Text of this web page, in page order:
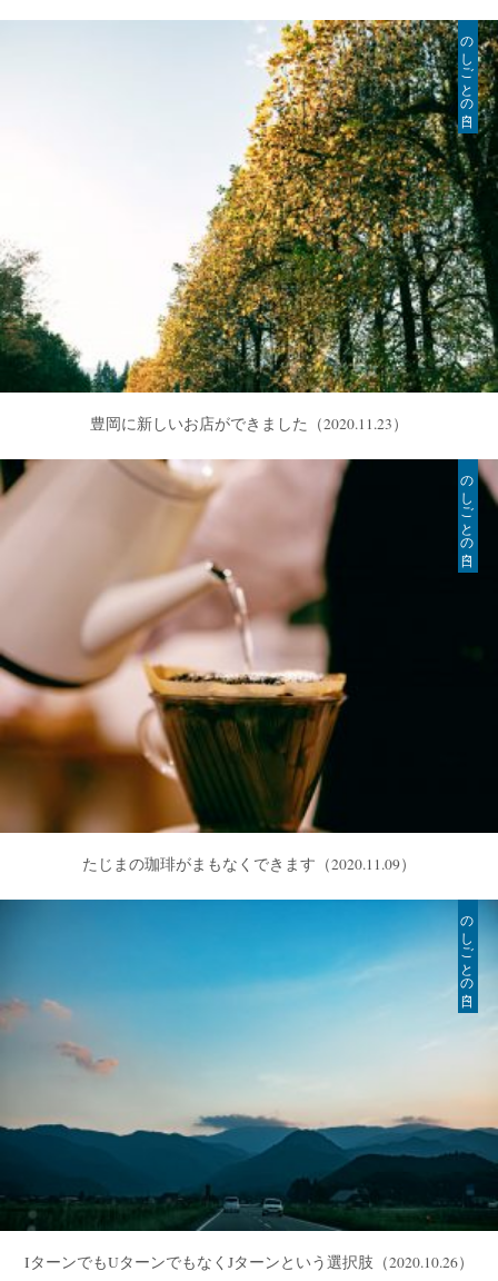
のしごとの日々
豊岡に新しいお店ができました （2020.11.23）
のしごとの日々
たじまの珈琲がまもなくできます （2020.11.09）
のしごとの日々
IターンでもUターンでもなくJターンという選択肢 （2020.10.26）